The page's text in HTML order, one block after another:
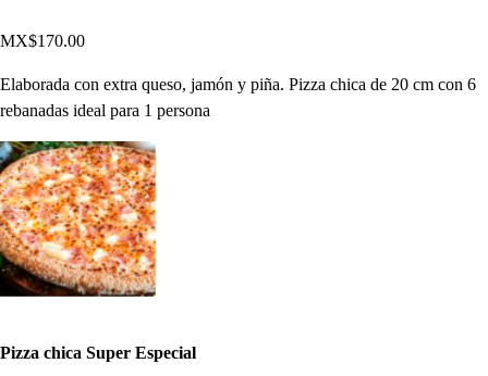
MX$170.00
Elaborada con extra queso, jamón y piña. Pizza chica de 20 cm con 6
rebanadas ideal para 1 persona
Pizza chica Super Especial